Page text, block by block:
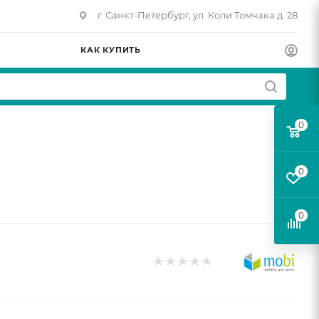
г. Санкт-Петербург, ул. Коли Томчака д. 28
КАК КУПИТЬ
0
0
0